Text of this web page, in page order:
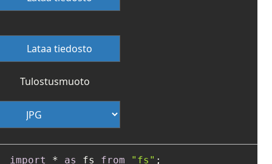
Lataa tiedosto
Tulostusmuoto
import * as fs from "fs" ;